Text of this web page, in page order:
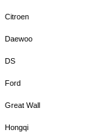
Citroen
Daewoo
DS
Ford
Great Wall
Hongqi